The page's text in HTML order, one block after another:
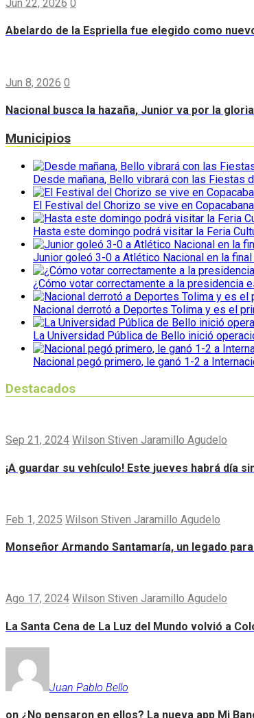
Jun 22, 2026 0
Abelardo de la Espriella fue elegido como
Jun 8, 2026 0
Nacional busca la hazaña, Junior va por la
Municipios
Desde mañana, Bello vibrará con las Fiestas
El Festival del Chorizo se vive en Copacabana
Hasta este domingo podrá visitar la Feria
Junior goleó 3-0 a Atlético Nacional en la
¿Cómo votar correctamente a la presidencia
Nacional derrotó a Deportes Tolima y es el
La Universidad Pública de Bello inició
Nacional pegó primero, le ganó 1-2 a
Destacados
Sep 21, 2024 Wilson Stiven Jaramillo Agudelo
¡A guardar su vehículo! Este jueves habrá día
Feb 1, 2025 Wilson Stiven Jaramillo Agudelo
Monseñor Armando Santamaría, un legado
Ago 17, 2024 Wilson Stiven Jaramillo Agudelo
La Santa Cena de La Luz del Mundo volvió a
Juan Pablo Bello
on ¿No pensaron en ellos? La nueva app Mi